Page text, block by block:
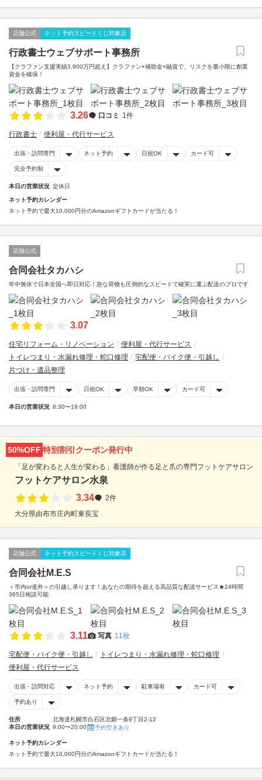
店舗公式 ネット予約スピードくじ対象店
行政書士ウェブサポート事務所
【クラファン支援実績3,900万円超え】クラファン×補助金×融資で、リスクを最小限に創業
資金を確保！
3.26 口コミ 1件
行政書士 便利屋・代行サービス
出張・訪問専門 ネット予約 日祝OK カード可
完全予約制
本日の営業状況 定休日
ネット予約カレンダー
ネット予約で最大10,000円分のAmazonギフトカードが当たる！
店舗公式
合同会社タカハシ
年中無休で日本全国へ即日対応！急な荷物も圧倒的なスピードで確実に運ぶ配送のプロです
3.07
住宅リフォーム・リノベーション
便利屋・代行サービス
トイレつまり・水漏れ修理・蛇口修理
宅配便・バイク便・引越し
片づけ・遺品整理
出張・訪問専門 日祝OK 早朝OK カード可
本日の営業状況 8:30〜19:00
50%OFF 特別割引クーポン発行中
「足が変わると人生が変わる」看護師が作る足と爪の専門フットケアサロン
フットケアサロン水泉
3.34
2件
大分県由布市庄内町東長宝
店舗公式 ネット予約スピードくじ対象店
合同会社M.E.S
＜市内or道外＞の引越し承ります！あなたの期待を超える高品質な配送サービス★24時間
365日相談可能
3.11 写真 11枚
宅配便・バイク便・引越し
トイレつまり・水漏れ修理・蛇口修理
便利屋・代行サービス
出張・訪問対応 ネット予約 駐車場有 カード可
予約あり
住所
北海道札幌市白石区北郷一条9丁目2-12
本日の営業状況 9:00〜20:00 予約空きあり
ネット予約カレンダー
ネット予約で最大10,000円分のAmazonギフトカードが当たる！